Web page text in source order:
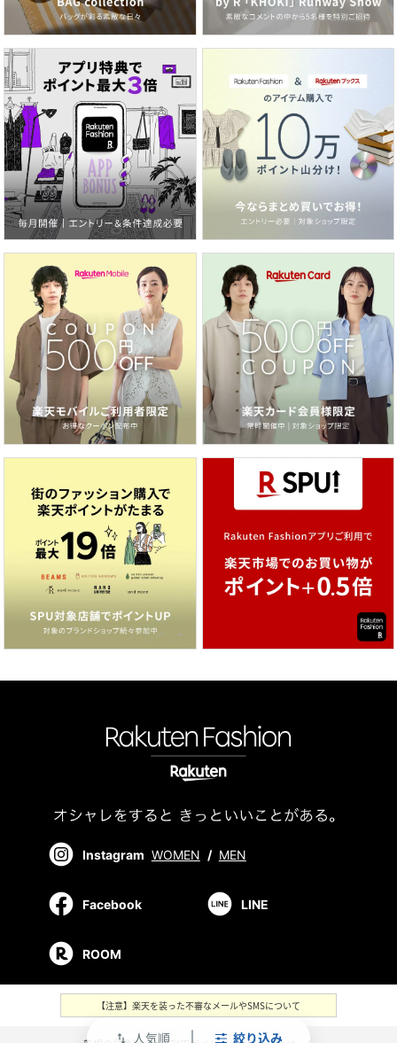
swap_vert 人気順 絞り込み
Instagram WOMEN / MEN
Facebook LINE
ROOM
【注意】楽天を装った不審なメールやSMSについて